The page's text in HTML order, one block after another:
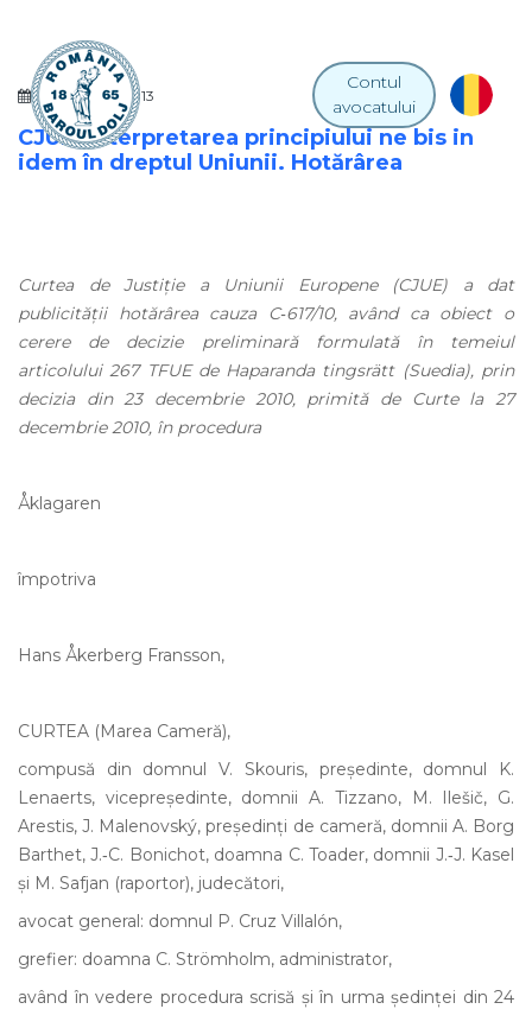
Contul
avocatului
07 MARTIE 2013
CJUE. Interpretarea principiului ne bis in
idem în dreptul Uniunii. Hotărârea
Curtea de Justiţie a Uniunii Europene (CJUE) a dat
publicităţii hotărârea cauza C‑617/10, având ca obiect o
cerere de decizie preliminară formulată în temeiul
articolului 267 TFUE de Haparanda tingsrätt (Suedia), prin
decizia din 23 decembrie 2010, primită de Curte la 27
decembrie 2010, în procedura
Åklagaren
împotriva
Hans Åkerberg Fransson,
CURTEA (Marea Cameră),
compusă din domnul V. Skouris, președinte, domnul K.
Lenaerts, vicepreședinte, domnii A. Tizzano, M. Ilešič, G.
Arestis, J. Malenovský, președinți de cameră, domnii A. Borg
Barthet, J.‑C. Bonichot, doamna C. Toader, domnii J.‑J. Kasel
și M. Safjan (raportor), judecători,
avocat general: domnul P. Cruz Villalón,
grefier: doamna C. Strömholm, administrator,
având în vedere procedura scrisă și în urma ședinței din 24